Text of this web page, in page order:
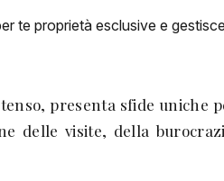
te proprietà esclusive e
presenta sfide uniche
delle visite, della